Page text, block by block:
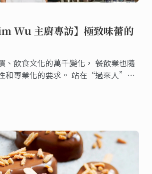
Wu 主廚專訪】極致味蕾的
、飲食文化的萬千變化， 餐飲業也隨
和專業化的要求。 站在“過來人”的
運， 能夠以藍帶為起點，奠基關鍵